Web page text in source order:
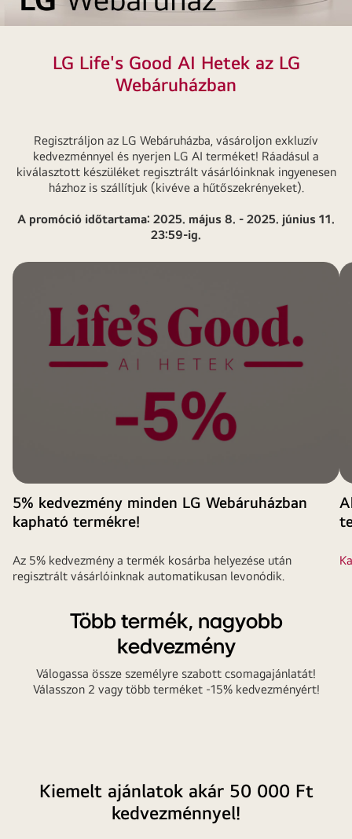
Webáruházban
LG Life's Good AI Hetek az LG
Webáruházban
Regisztráljon az LG Webáruházba, vásároljon exkluzív
kedvezménnyel és nyerjen LG AI terméket! Ráadásul a
kiválasztott készüléket regisztrált vásárlóinknak ingyenesen
házhoz is szállítjuk (kivéve a hűtőszekrényeket).
A promóció időtartama: 2025. május 8. - 2025. június 11.
23:59-ig.
5% kedvezmény minden LG Webáruházban
kapható termékre!
Az 5% kedvezmény a termék kosárba helyezése után
regisztrált vásárlóinknak automatikusan levonódik.
Több termék, nagyobb
kedvezmény
Válogassa össze személyre szabott csomagajánlatát!
Válasszon 2 vagy több terméket -15% kedvezményért!
Kiemelt ajánlatok akár 50 000 Ft
kedvezménnyel!